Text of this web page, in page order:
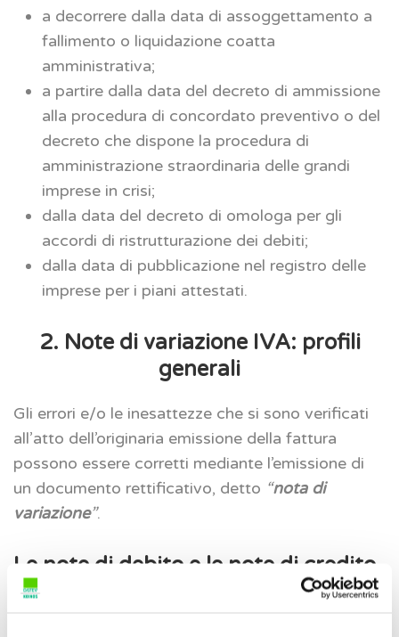
a decorrere dalla data di assoggettamento a
fallimento o liquidazione coatta
amministrativa;
a partire dalla data del decreto di ammissione
alla procedura di concordato preventivo o del
decreto che dispone la procedura di
amministrazione straordinaria delle grandi
imprese in crisi;
dalla data del decreto di omologa per gli
accordi di ristrutturazione dei debiti;
dalla data di pubblicazione nel registro delle
imprese per i piani attestati.
2. Note di variazione IVA: profili
generali
Gli errori e/o le inesattezze che si sono verificati
all’atto dell’originaria emissione della fattura
possono essere corretti mediante l’emissione di
un documento rettificativo, detto “nota di
variazione”.
Le note di debito e le note di credito